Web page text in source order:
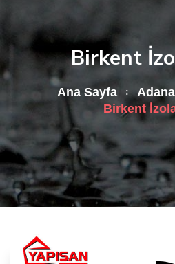
Birkent
Ana Sayfa
Birkent